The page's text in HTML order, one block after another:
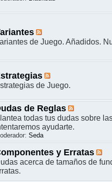
de Juego. Añadidos.
de Juego.
de Reglas
todas tus dudas sobre
ayudarte.
Seda
y Erratas
acerca de tamaños de